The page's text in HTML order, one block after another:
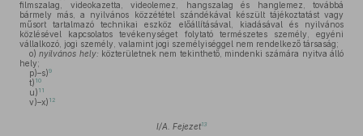
filmszalag, videokazetta, videolemez, hangszalag és hanglemez, továbbá
bármely más, a nyilvános közzététel szándékával készült tájékoztatást vagy
műsort tartalmazó technikai eszköz előállításával, kiadásával és nyilvános
közlésével kapcsolatos tevékenységet folytató természetes személy, egyéni
vállalkozó, jogi személy, valamint jogi személyiséggel nem rendelkező társaság;
o) nyilvános hely: közterületnek nem tekinthető, mindenki számára nyitva álló
hely;
p)–s)9
t) 10
u) 11
v)–x) 12
I/A. Fejezet13